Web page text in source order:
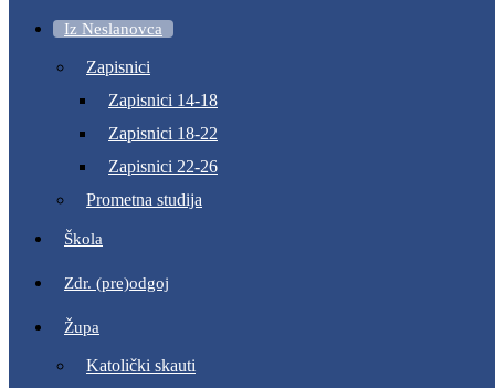
Iz Neslanovca
Zapisnici
Zapisnici 14-18
Zapisnici 18-22
Zapisnici 22-26
Prometna studija
Škola
Zdr. (pre)odgoj
Župa
Katolički skauti